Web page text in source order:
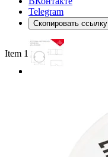
Telegram
Скопировать ссылку
Item 1 of 3